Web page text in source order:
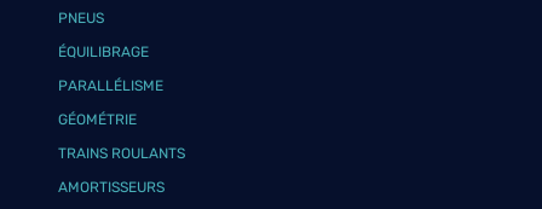
PNEUS
ÉQUILIBRAGE
PARALLÉLISME
GÉOMÉTRIE
TRAINS ROULANTS
AMORTISSEURS